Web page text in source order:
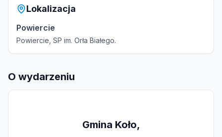
Lokalizacja
Powiercie
Powiercie, SP im. Orła Białego.
O wydarzeniu
Gmina Koło,